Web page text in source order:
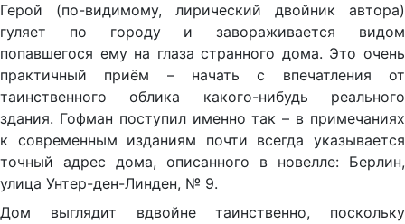
Герой (по-видимому, лирический двойник автора)
гуляет по городу и завораживается видом
попавшегося ему на глаза странного дома. Это очень
практичный приём – начать с впечатления от
таинственного облика какого-нибудь реального
здания. Гофман поступил именно так – в примечаниях
к современным изданиям почти всегда указывается
точный адрес дома, описанного в новелле: Берлин,
улица Унтер-ден-Линден, № 9.
Дом выглядит вдвойне таинственно, поскольку